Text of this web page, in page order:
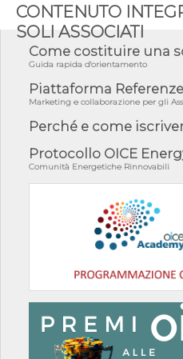
CONTENUTO
SOLI ASSOCIATI
Come costituire una
Guida rapida d'orientamento
Piattaforma
Marketing e collaborazione per gli
Perché e come
Protocollo OICE
Comunità Energetiche Rinnovabili